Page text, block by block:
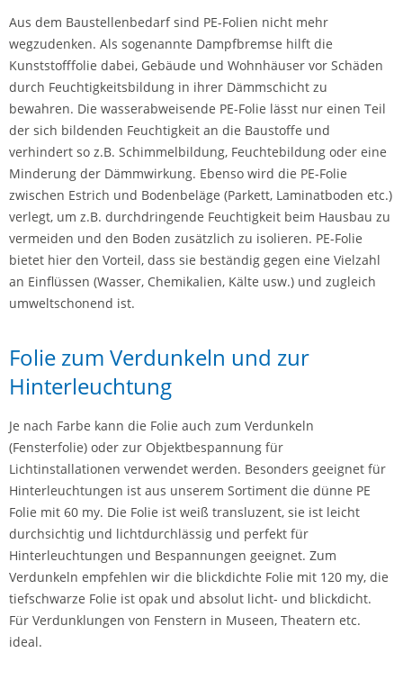
Aus dem Baustellenbedarf sind PE-Folien nicht mehr
wegzudenken. Als sogenannte Dampfbremse hilft die
Kunststofffolie dabei, Gebäude und Wohnhäuser vor Schäden
durch Feuchtigkeitsbildung in ihrer Dämmschicht zu
bewahren. Die wasserabweisende PE-Folie lässt nur einen Teil
der sich bildenden Feuchtigkeit an die Baustoffe und
verhindert so z.B. Schimmelbildung, Feuchtebildung oder eine
Minderung der Dämmwirkung. Ebenso wird die PE-Folie
zwischen Estrich und Bodenbeläge (Parkett, Laminatboden etc.)
verlegt, um z.B. durchdringende Feuchtigkeit beim Hausbau zu
vermeiden und den Boden zusätzlich zu isolieren. PE-Folie
bietet hier den Vorteil, dass sie beständig gegen eine Vielzahl
an Einflüssen (Wasser, Chemikalien, Kälte usw.) und zugleich
umweltschonend ist.
Folie zum Verdunkeln und zur
Hinterleuchtung
Je nach Farbe kann die Folie auch zum Verdunkeln
(Fensterfolie) oder zur Objektbespannung für
Lichtinstallationen verwendet werden. Besonders geeignet für
Hinterleuchtungen ist aus unserem Sortiment die dünne PE
Folie mit 60 my. Die Folie ist weiß transluzent, sie ist leicht
durchsichtig und lichtdurchlässig und perfekt für
Hinterleuchtungen und Bespannungen geeignet. Zum
Verdunkeln empfehlen wir die blickdichte Folie mit 120 my, die
tiefschwarze Folie ist opak und absolut licht- und blickdicht.
Für Verdunklungen von Fenstern in Museen, Theatern etc.
ideal.